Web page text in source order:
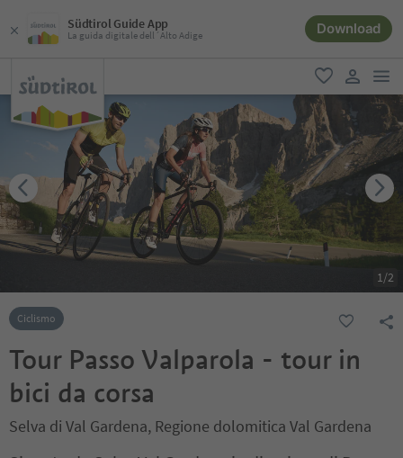
Südtirol Guide App
La guida digitale dell´Alto Adige Download
favoriti
user link
1/2
Ciclismo
Tour Passo Valparola - tour in
bici da corsa
Selva di Val Gardena, Regione dolomitica Val Gardena